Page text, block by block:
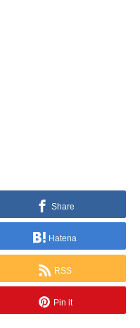
Share
Hatena
RSS
Pin it